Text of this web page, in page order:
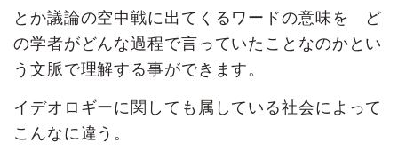
とか議論の空中戦に出てくるワードの意味を ど
の学者がどんな過程で言っていたことなのかとい
う文脈で理解する事ができます。
イデオロギーに関しても属している社会によって
こんなに違う。